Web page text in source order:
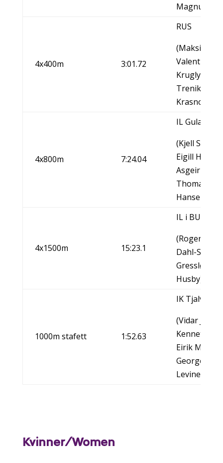
Magnus
4x400m 3:01.72
RUS
(Maksim
Valentin
Kruglyakov-
Trenikhin-
Krasnov)
4x800m 7:24.04
IL Gular/
(Kjell S.
Eigill
Asgeir
Hansen)
4x1500m 15:23.1
IL i BUL/
(Roger
Dahl-Steinar
Gressløs-
Husby)
1000m stafett 1:52.63
IK Tjalve/
(Vidar
Kennet
Eirik
George
Levine(USA)
Kvinner/Women